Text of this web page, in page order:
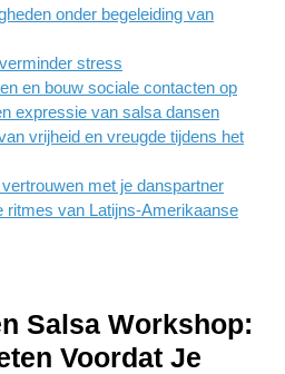
onder begeleiding van
stress
en bouw sociale contacten op
expressie van salsa dansen
vrijheid en vreugde tijdens het
met je danspartner
ritmes van Latijns-Amerikaanse
Salsa Workshop:
Voordat Je